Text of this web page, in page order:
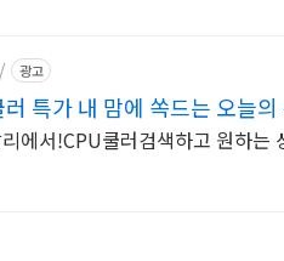
광고
특가 내 맘에 쏙드는 오늘의
에서!CPU쿨러검색하고 원하는